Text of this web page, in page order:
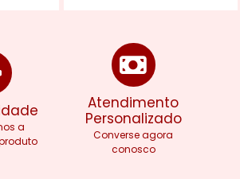
a
Atendimento
Personalizado
Converse agora
conosco